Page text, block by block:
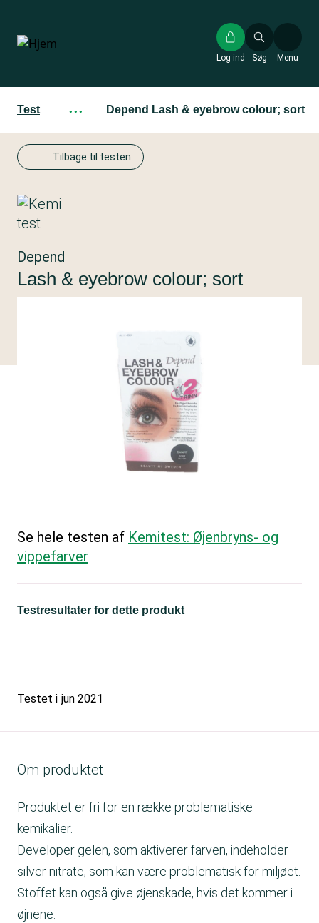
hovedindhold
Søg
Log ind Menu
Test ··· Depend Lash & eyebrow colour; sort
Tilbage til testen
Depend
Lash & eyebrow colour; sort
Se hele testen af Kemitest: Øjenbryns- og
vippefarver
Testresultater for dette produkt
Testet i jun 2021
Om produktet
Produktet er fri for en række problematiske
kemikalier.
Developer gelen, som aktiverer farven, indeholder
silver nitrate, som kan være problematisk for miljøet.
Stoffet kan også give øjenskade, hvis det kommer i
øjnene.